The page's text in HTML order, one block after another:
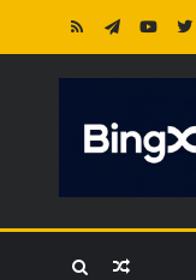
بحث مقال